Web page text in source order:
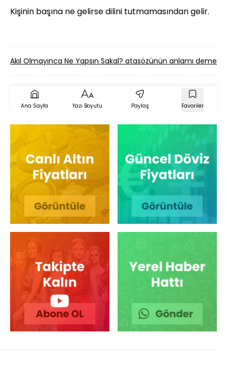
Kişinin başına ne gelirse dilini tutmamasından gelir.
Akıl Olmayınca Ne Yapsın Sakal? atasözünün anlamı demek?
Ana Sayfa Yazı Boyutu Paylaş Favoriler